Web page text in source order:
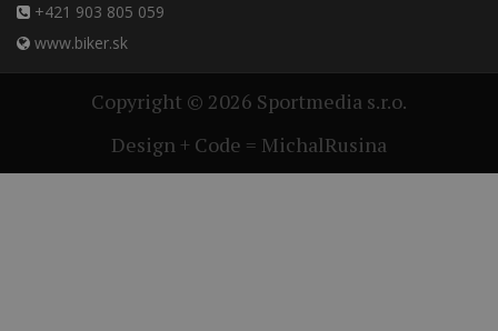
+421 903 805 059
www.biker.sk
Copyright © 2026 Sportmedia s.r.o.
Design + Code = MichalRusina